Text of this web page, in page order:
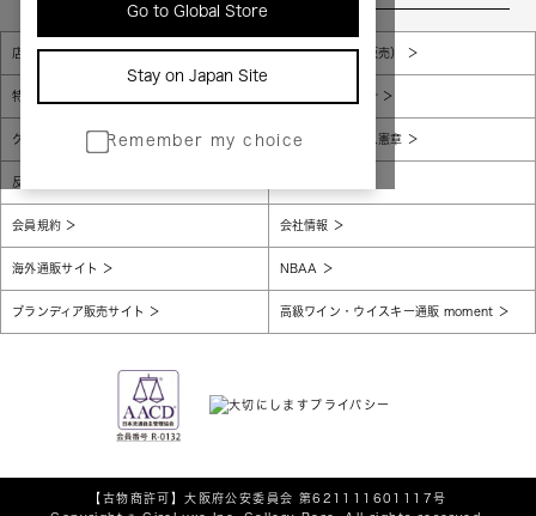
Go to Global Store
Stay on Japan Site
Remember my choice
店舗一覧 販売規約（店頭販売）
特定商取引法に基づく表示 個人情報保護方針
グローバルプライバシーポリシー コンプライアンス憲章
反社会的勢力に対する基本方針
会員規約 会社情報
海外通販サイト NBAA
ブランディア販売サイト 高級ワイン・ウイスキー通販 moment
【古物商許可】大阪府公安委員会 第621111601117号